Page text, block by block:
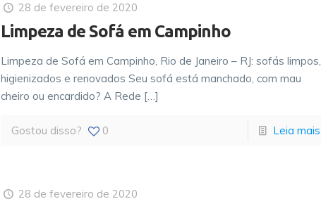
28 de fevereiro de 2020
Limpeza de Sofá em Campinho
Limpeza de Sofá em Campinho, Rio de Janeiro – RJ: sofás limpos,
higienizados e renovados Seu sofá está manchado, com mau
cheiro ou encardido? A Rede […]
Gostou disso? 0 Leia mais
28 de fevereiro de 2020